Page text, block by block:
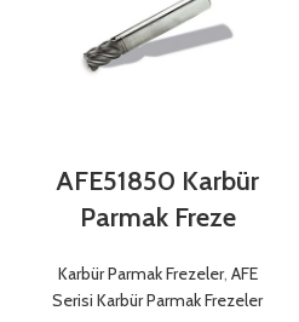
AFE51850 Karbür
Parmak Freze
Karbür Parmak Frezeler, AFE
Serisi Karbür Parmak Frezeler